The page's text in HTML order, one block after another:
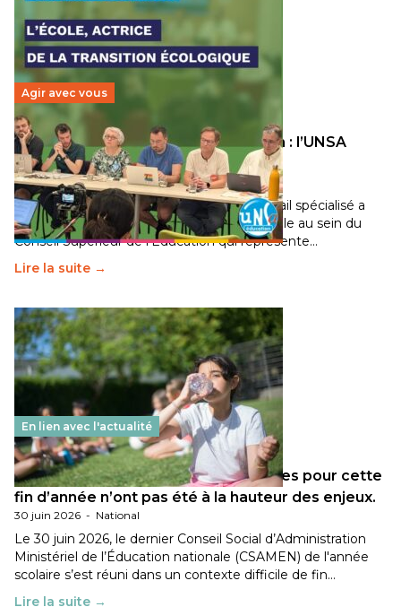
Agir avec vous
Transition écologique de l’éducation : l’UNSA
Éducation fait bouger les lignes
30 juin 2026-National
Pendant plusieurs mois, un groupe de travail spécialisé a
travaillé sur la transition écologique de l’Ecole au sein du
Conseil Supérieur de l’Éducation qui représente…
Lire la suite →
En lien avec l'actualité
Les décisions ministérielles attendues pour cette
fin d’année n’ont pas été à la hauteur des enjeux.
30 juin 2026 - National
Le 30 juin 2026, le dernier Conseil Social d’Administration
Ministériel de l’Éducation nationale (CSAMEN) de l'année
scolaire s’est réuni dans un contexte difficile de fin…
Lire la suite →